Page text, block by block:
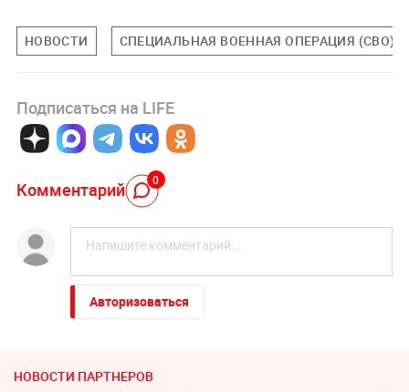
НОВОСТИ СПЕЦИАЛЬНАЯ ВОЕННАЯ ОПЕРАЦИЯ (СВО)
Подписаться на LIFE
Комментарий 0
Авторизоваться
НОВОСТИ ПАРТНЕРОВ